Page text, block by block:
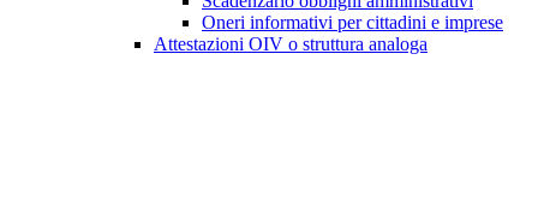
Oneri informativi per cittadini e imprese
Attestazioni OIV o struttura analoga